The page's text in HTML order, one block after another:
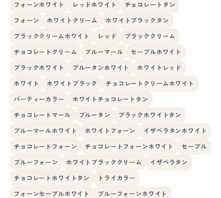
フォーンホワイト レッドホワイト チョコレートタン
フォーン ホワイトクリーム ホワイトブラックタン
ブラッククリームホワイト レッド ブラッククリーム
チョコレートクリーム ブルーマール セーブルホワイト
ブラックホワイト ブルータンホワイト ホワイトレッド
ホワイト ホワイトブラック チョコレートクリームホワイト
パーティーカラー ホワイトチョコレートタン
チョコレートマール ブルータン ブラックホワイトタン
ブルーマールホワイト ホワイトフォーン イザベラタンホワイト
チョコレートフォーン チョコレートフォーンホワイト セーブル
ブルーフォーン ホワイトブラッククリーム イザベラタン
チョコレートホワイトタン トライカラー
フォーンセーブルホワイト ブルーフォーンホワイト